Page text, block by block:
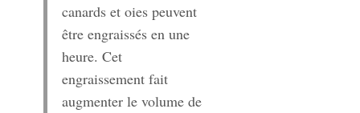
canards et oies peuvent
être engraissés en une
heure. Cet
engraissement fait
augmenter le volume de